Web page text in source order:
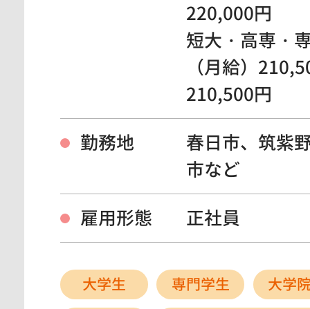
220,000円
短大・高専・
（月給）
210,500円
勤務地
春日市、筑紫
市など
雇用形態
正社員
大学生 専門学生
大学